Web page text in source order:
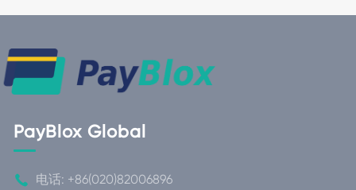
PayBlox Global
 电话: +86(020)82006896